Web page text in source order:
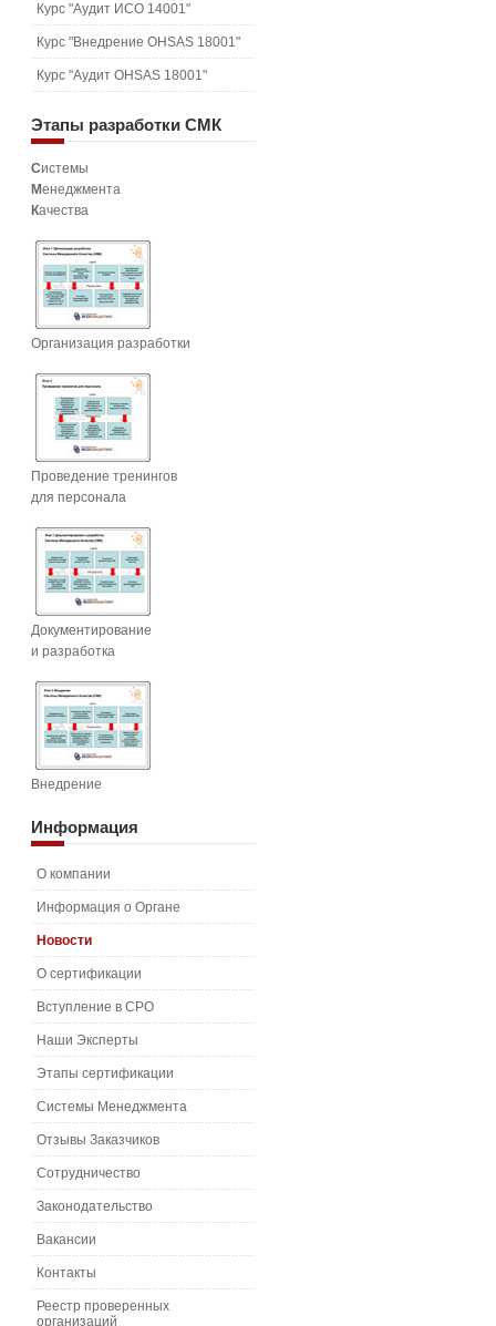
Курс "Аудит ИСО 14001"
Курс "Внедрение OHSAS 18001"
Курс "Аудит OHSAS 18001"
Этапы разработки СМК
Системы
Менеджмента
Качества
Организация разработки
Проведение тренингов
для персонала
Документирование
и разработка
Внедрение
Информация
О компании
Информация о Органе
Новости
О сертификации
Вступление в СРО
Наши Эксперты
Этапы сертификации
Системы Менеджмента
Отзывы Заказчиков
Сотрудничество
Законодательство
Вакансии
Контакты
Реестр проверенных
организаций